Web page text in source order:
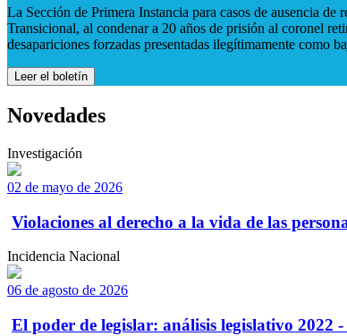
La Sección de Primera Instancia para casos de ausencia
Transicional, al condenar a 20 años de prisión al coronel
desapariciones forzadas presentadas ilegítimamente como
Leer el boletín
Novedades
Investigación
02 de mayo de 2026
Violaciones al derecho a la vida de las
Incidencia Nacional
06 de agosto de 2026
El poder de legislar: análisis legislativo 2022 -